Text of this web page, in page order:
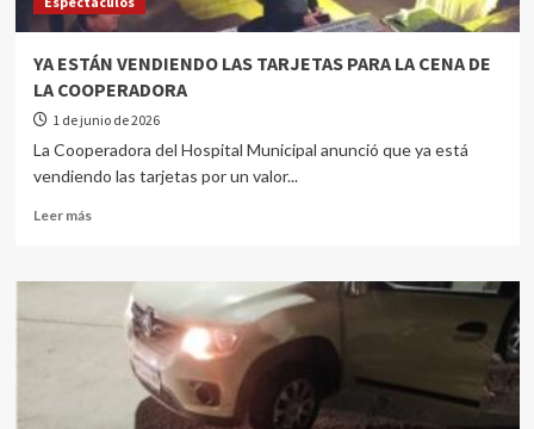
YA ESTÁN VENDIENDO LAS TARJETAS PARA LA CENA DE
LA COOPERADORA
1 de junio de 2026
La Cooperadora del Hospital Municipal anunció que ya está
vendiendo las tarjetas por un valor...
Leer más